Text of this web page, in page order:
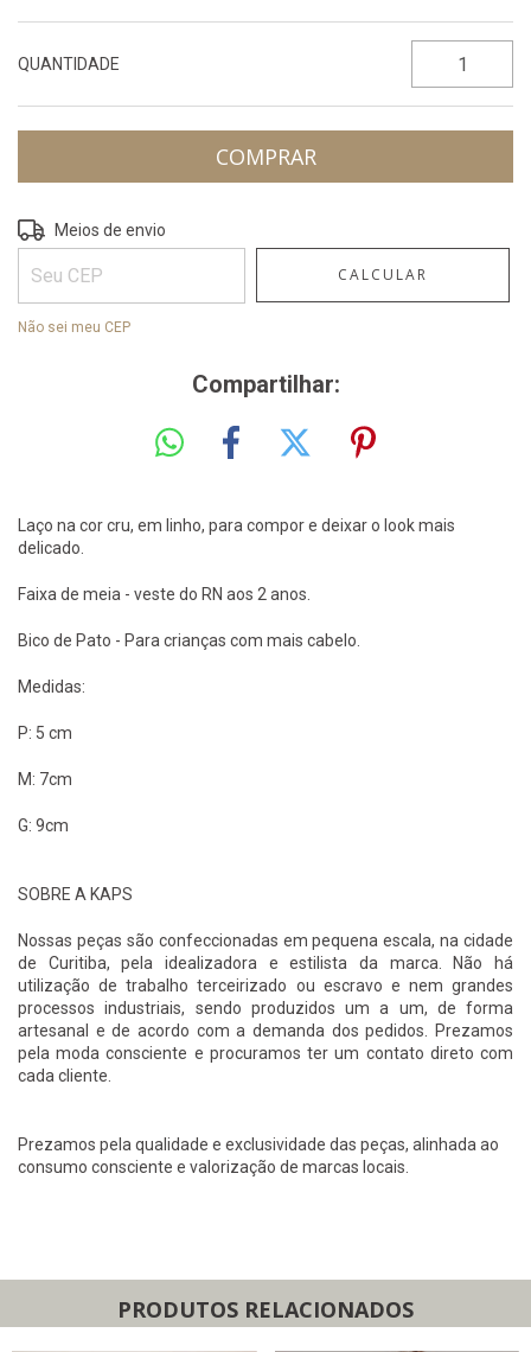
QUANTIDADE
Entregas para o CEP:
Meios de envio
CALCULAR
Não sei meu CEP
Compartilhar:
Laço na cor cru, em linho, para compor e deixar o look mais
delicado.
Faixa de meia - veste do RN aos 2 anos.
Bico de Pato - Para crianças com mais cabelo.
Medidas:
P: 5 cm
M: 7cm
G: 9cm
SOBRE A KAPS
Nossas peças são confeccionadas em pequena escala, na cidade
de Curitiba, pela idealizadora e estilista da marca. Não há
utilização de trabalho terceirizado ou escravo e nem grandes
processos industriais, sendo produzidos um a um, de forma
artesanal e de acordo com a demanda dos pedidos. Prezamos
pela moda consciente e procuramos ter um contato direto com
cada cliente.
Prezamos pela qualidade e exclusividade das peças, alinhada ao
consumo consciente e valorização de marcas locais.
PRODUTOS RELACIONADOS